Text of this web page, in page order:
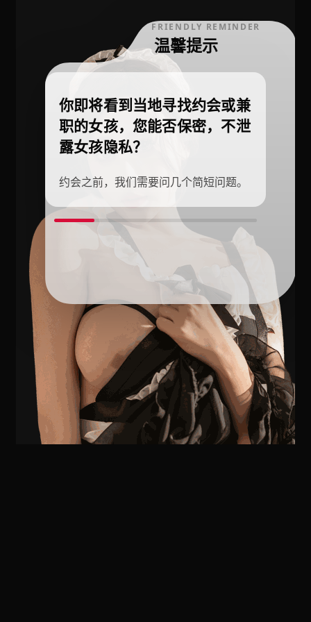
FRIENDLY REMINDER
温馨提示
你即将看到当地寻找约会或兼
职的女孩，您能否保密，不泄
露女孩隐私？
约会之前，我们需要问几个简短问题。